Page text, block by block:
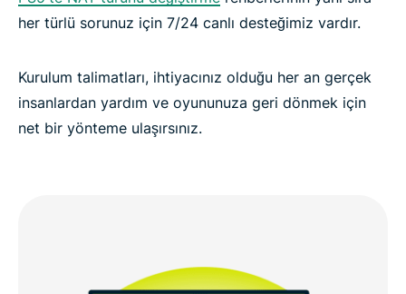
her türlü sorunuz için 7/24 canlı desteğimiz vardır.
Kurulum talimatları, ihtiyacınız olduğu her an gerçek
insanlardan yardım ve oyununuza geri dönmek için
net bir yönteme ulaşırsınız.